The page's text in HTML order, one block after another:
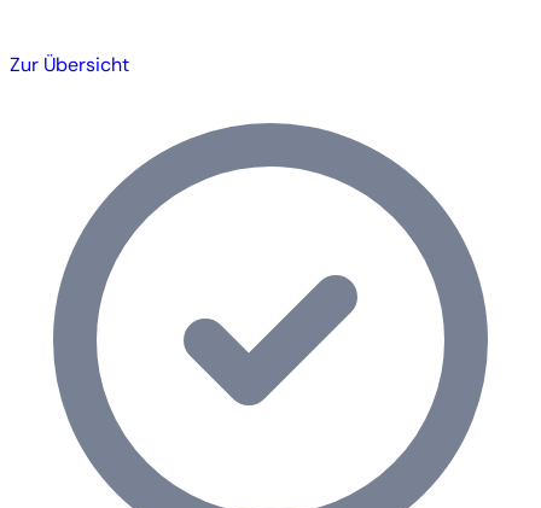
Zur Übersicht